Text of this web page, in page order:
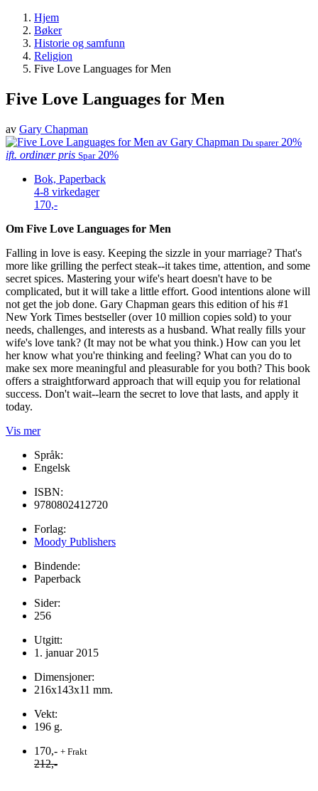
Hjem
Bøker
Historie og samfunn
Religion
Five Love Languages for Men
Five Love Languages for Men
av Gary Chapman
Du sparer 20%
ift. ordinær pris Spar 20%
Bok, Paperback
4-8 virkedager
170,-
Om Five Love Languages for Men
Falling in love is easy. Keeping the sizzle in your marriage? That's
more like grilling the perfect steak--it takes time, attention, and some
secret spices. Mastering your wife's heart doesn't have to be
complicated, but it will take a little effort. Good intentions alone will
not get the job done. Gary Chapman gears this edition of his #1
New York Times bestseller (over 10 million copies sold) to your
needs, challenges, and interests as a husband. What really fills your
wife's love tank? (It may not be what you think.) How can you let
her know what you're thinking and feeling? What can you do to
make sex more meaningful and pleasurable for you both? This book
offers a straightforward approach that will equip you for relational
success. Don't wait--learn the secret to love that lasts, and apply it
today.
Vis mer
Språk:
Engelsk
ISBN:
9780802412720
Forlag:
Moody Publishers
Bindende:
Paperback
Sider:
256
Utgitt:
1. januar 2015
Dimensjoner:
216x143x11 mm.
Vekt:
196 g.
170,- + Frakt
212,-